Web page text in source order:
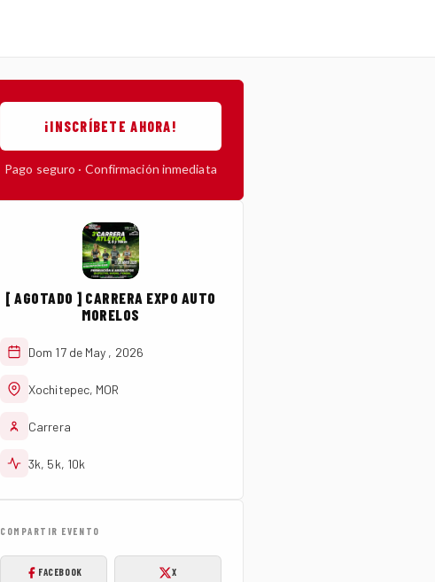
¡INSCRÍBETE AHORA!
Pago seguro · Confirmación inmediata
[ AGOTADO ] CARRERA EXPO AUTO
MORELOS
Dom 17 de May , 2026
Xochitepec, MOR
Carrera
3k, 5k, 10k
COMPARTIR EVENTO
FACEBOOK X